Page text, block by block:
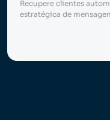
Recupere clientes
estratégica de